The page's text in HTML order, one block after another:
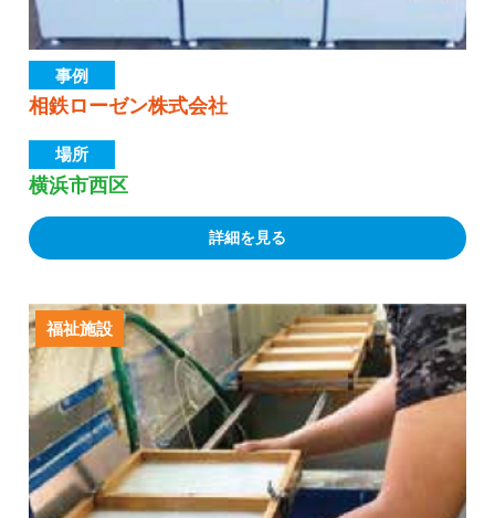
事例
相鉄ローゼン株式会社
場所
横浜市西区
詳細を見る
福祉施設